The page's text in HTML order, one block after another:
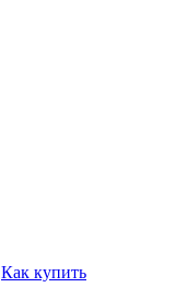
Как купить